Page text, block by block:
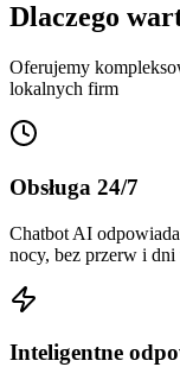
Dlaczego
Oferujemy
lokalnych firm
Obsługa 24/7
Chatbot AI
nocy, bez przerw i
Inteligentne